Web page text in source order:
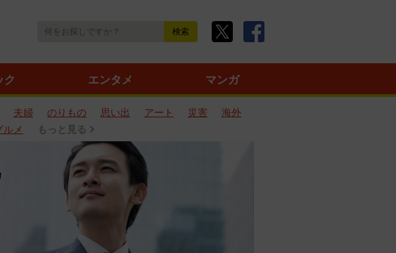
ク エンタメ マンガ
夫婦 のりもの 思い出 アート 災害
海外
ルメ もっと見る